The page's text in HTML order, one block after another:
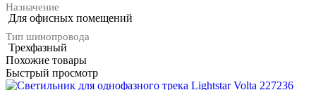
Назначение
Для офисных помещений
Тип шинопровода
Трехфазный
Похожие товары
Быстрый просмотр